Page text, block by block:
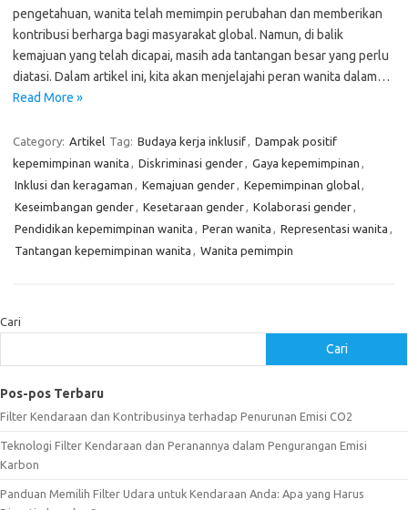
pengetahuan, wanita telah memimpin perubahan dan memberikan
kontribusi berharga bagi masyarakat global. Namun, di balik
kemajuan yang telah dicapai, masih ada tantangan besar yang perlu
diatasi. Dalam artikel ini, kita akan menjelajahi peran wanita dalam…
Read More »
Category: Artikel Tag: Budaya kerja inklusif, Dampak positif
kepemimpinan wanita , Diskriminasi gender, Gaya kepemimpinan ,
Inklusi dan keragaman , Kemajuan gender, Kepemimpinan global,
Keseimbangan gender, Kesetaraan gender, Kolaborasi gender,
Pendidikan kepemimpinan wanita , Peran wanita , Representasi wanita ,
Tantangan kepemimpinan wanita , Wanita pemimpin
Cari
Cari
Pos-pos Terbaru
Filter Kendaraan dan Kontribusinya terhadap Penurunan Emisi CO2
Teknologi Filter Kendaraan dan Peranannya dalam Pengurangan Emisi
Karbon
Panduan Memilih Filter Udara untuk Kendaraan Anda: Apa yang Harus